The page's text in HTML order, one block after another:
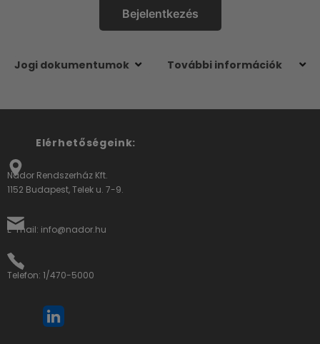
Jogi dokumentumok További információk
Elérhetőségeink:
Nádor Rendszerház Kft.
1152 Budapest, Telek u. 7-9.
E-mail: info@nador.hu
Telefon: 1/470-5000